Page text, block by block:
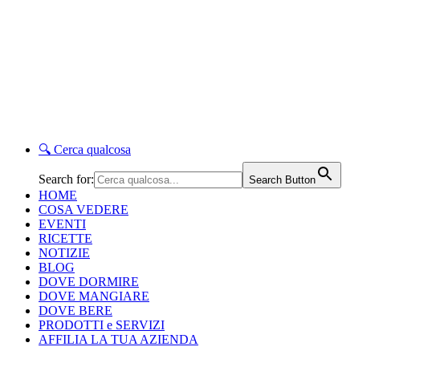
🔍 Cerca qualcosa
Search for: Search Button
HOME
COSA VEDERE
EVENTI
RICETTE
NOTIZIE
BLOG
DOVE DORMIRE
DOVE MANGIARE
DOVE BERE
PRODOTTI e SERVIZI
AFFILIA LA TUA AZIENDA